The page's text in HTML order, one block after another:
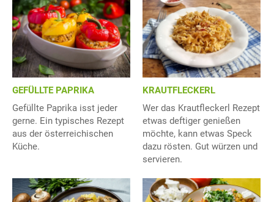
GEFÜLLTE PAPRIKA
Gefüllte Paprika isst jeder
gerne. Ein typisches Rezept
aus der österreichischen
Küche.
KRAUTFLECKERL
Wer das Krautfleckerl Rezept
etwas deftiger genießen
möchte, kann etwas Speck
dazu rösten. Gut würzen und
servieren.